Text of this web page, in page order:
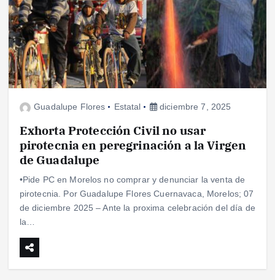
Guadalupe Flores Estatal diciembre 7, 2025
Exhorta Protección Civil no usar
pirotecnia en peregrinación a la Virgen
de Guadalupe
•Pide PC en Morelos no comprar y denunciar la venta de
pirotecnia. Por Guadalupe Flores Cuernavaca, Morelos; 07
de diciembre 2025 – Ante la proxima celebración del día de
la…